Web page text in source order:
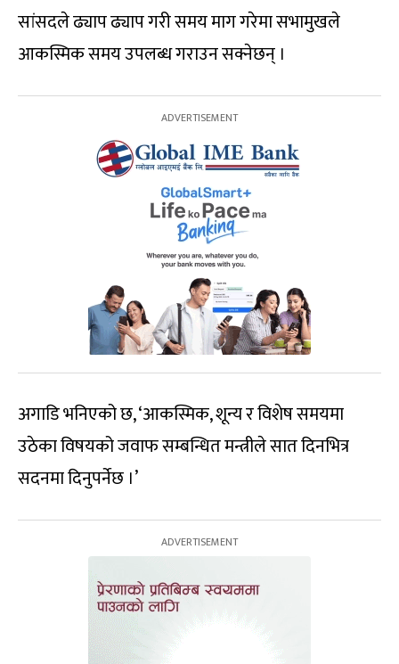
सांसदले ढ्याप ढ्याप गरी समय माग गरेमा सभामुखले
आकस्मिक समय उपलब्ध गराउन सक्नेछन् ।
अगाडि भनिएको छ, ‘आकस्मिक, शून्य र विशेष समयमा
उठेका विषयको जवाफ सम्बन्धित मन्त्रीले सात दिनभित्र
सदनमा दिनुपर्नेछ ।’